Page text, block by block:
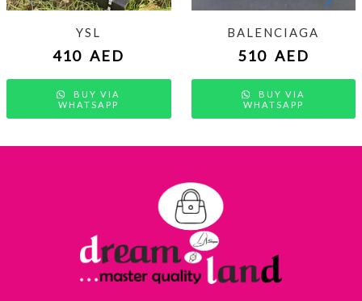
YSL
410 AED
BUY VIA
WHATSAPP
BALENCIAGA
510 AED
BUY VIA
WHATSAPP